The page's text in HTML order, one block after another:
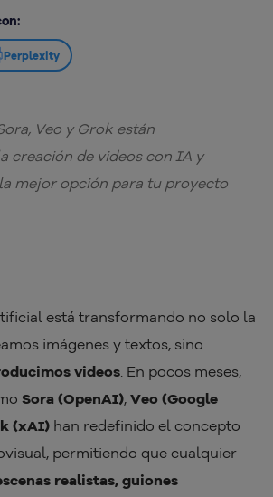
Perplexity
Veo y Grok están
creación de videos con IA y
mejor opción para tu proyecto
está transformando no solo la
imágenes y textos, sino
videos. En pocos meses,
Sora (OpenAI), Veo (Google
(xAI) han redefinido el concepto
permitiendo que cualquier
realistas, guiones